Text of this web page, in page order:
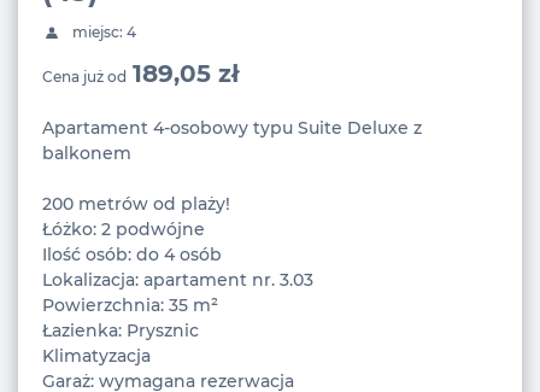
miejsc: 4
Cena już od 189,05 zł
Apartament 4-osobowy typu Suite Deluxe z
balkonem
200 metrów od plaży!
Łóżko: 2 podwójne
Ilość osób: do 4 osób
Lokalizacja: apartament nr. 3.03
Powierzchnia: 35 m²
Łazienka: Prysznic
Klimatyzacja
Garaż: wymagana rezerwacja